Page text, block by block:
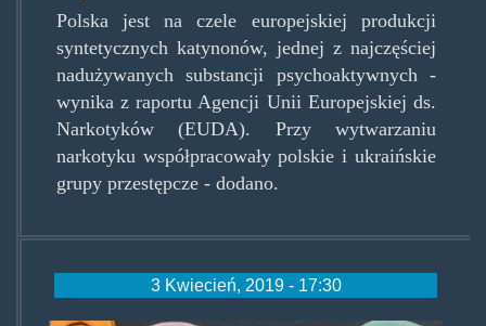
Polska jest na czele europejskiej produkcji
syntetycznych katynonów, jednej z najczęściej
nadużywanych substancji psychoaktywnych -
wynika z raportu Agencji Unii Europejskiej ds.
Narkotyków (EUDA). Przy wytwarzaniu
narkotyku współpracowały polskie i ukraińskie
grupy przestępcze - dodano.
3 Kwiecień, 2019 - 17:30